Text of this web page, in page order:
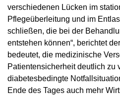
verschiedenen Lücken im
Pflegeüberleitung und im
schließen, die bei der
entstehen können“, berichtet
bedeutet, die medizinische
Patientensicherheit deutlich zu
diabetesbedingte
Ende des Tages auch mehr